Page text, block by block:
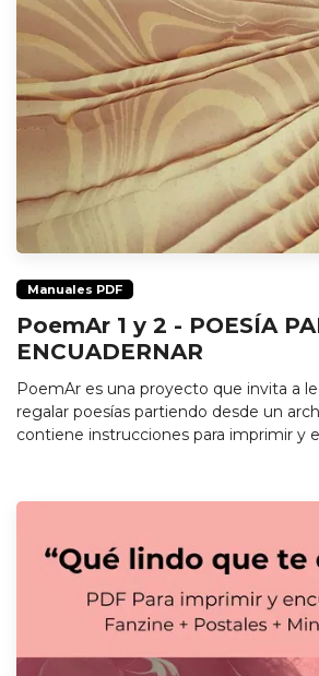
Manuales PDF
PoemAr 1 y 2 - POESÍA
ENCUADERNAR
PoemAr es una proyecto que invita a
regalar poesías partiendo desde un
contiene instrucciones para imprimir y